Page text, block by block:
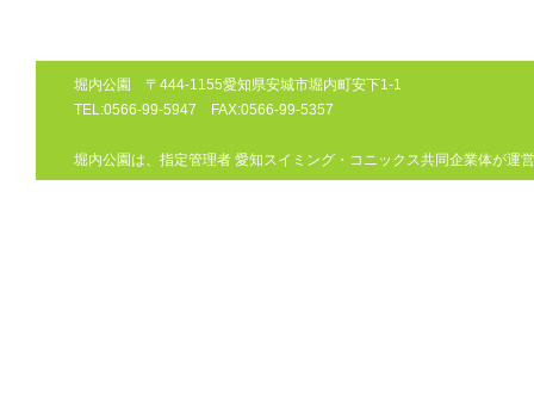
堀内公園 〒444-1155愛知県安城市堀内町安下1-1
TEL:0566-99-5947 FAX:0566-99-5357
堀内公園は、指定管理者 愛知スイミング・コニックス共同企業体が運